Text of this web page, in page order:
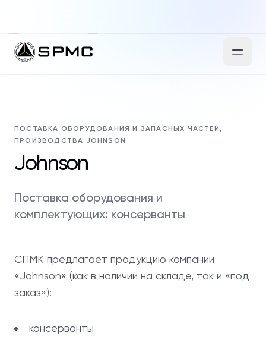
ПОСТАВКА ОБОРУДОВАНИЯ И ЗАПАСНЫХ ЧАСТЕЙ,
ПРОИЗВОДСТВА JOHNSON
Johnson
Поставка оборудования и
комплектующих: консерванты
СПМК предлагает продукцию компании
«Johnson» (как в наличии на складе, так и «под
заказ»):
консерванты